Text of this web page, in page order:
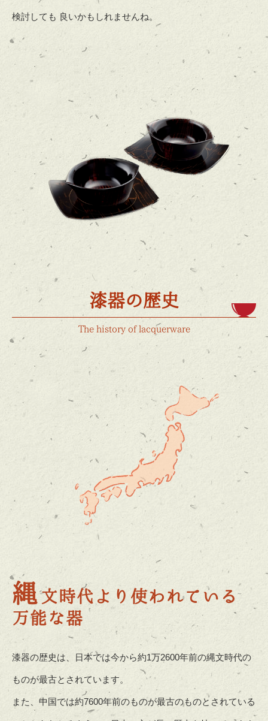
検討しても 良いかもしれませんね。
漆器の歴史
The history of lacquerware
縄 文時代より使われている
万能な器
漆器の歴史は、日本では今から約1万2600年前の縄文時代の
ものが最古とされています。
また、中国では約7600年前のものが最古のものとされている